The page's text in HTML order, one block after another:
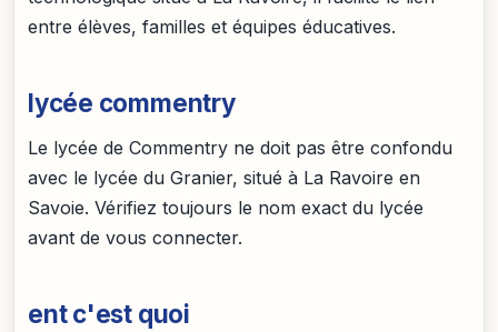
entre élèves, familles et équipes éducatives.
lycée commentry
Le lycée de Commentry ne doit pas être confondu
avec le lycée du Granier, situé à La Ravoire en
Savoie. Vérifiez toujours le nom exact du lycée
avant de vous connecter.
ent c'est quoi